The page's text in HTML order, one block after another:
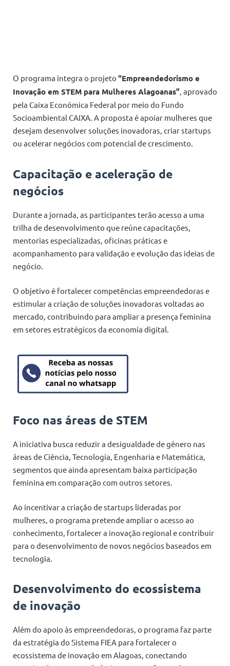
O programa integra o projeto “Empreendedorismo e
Inovação em STEM para Mulheres Alagoanas”, aprovado
pela Caixa Econômica Federal por meio do Fundo
Socioambiental CAIXA. A proposta é apoiar mulheres que
desejam desenvolver soluções inovadoras, criar startups
ou acelerar negócios com potencial de crescimento.
Capacitação e aceleração de
negócios
Durante a jornada, as participantes terão acesso a uma
trilha de desenvolvimento que reúne capacitações,
mentorias especializadas, oficinas práticas e
acompanhamento para validação e evolução das ideias de
negócio.
O objetivo é fortalecer competências empreendedoras e
estimular a criação de soluções inovadoras voltadas ao
mercado, contribuindo para ampliar a presença feminina
em setores estratégicos da economia digital.
Foco nas áreas de STEM
A iniciativa busca reduzir a desigualdade de gênero nas
áreas de Ciência, Tecnologia, Engenharia e Matemática,
segmentos que ainda apresentam baixa participação
feminina em comparação com outros setores.
Ao incentivar a criação de startups lideradas por
mulheres, o programa pretende ampliar o acesso ao
conhecimento, fortalecer a inovação regional e contribuir
para o desenvolvimento de novos negócios baseados em
tecnologia.
Desenvolvimento do ecossistema
de inovação
Além do apoio às empreendedoras, o programa faz parte
da estratégia do Sistema FIEA para fortalecer o
ecossistema de inovação em Alagoas, conectando